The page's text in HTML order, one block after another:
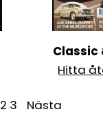
Classic
Hitta
2 3 Nästa